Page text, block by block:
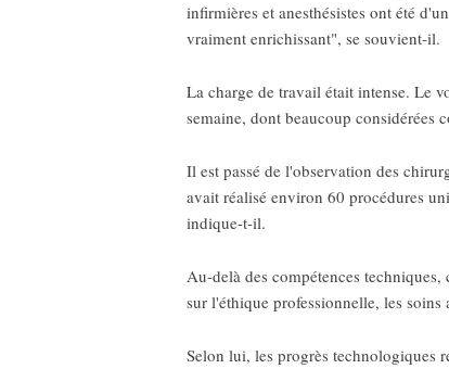
infirmières et anesthésistes ont été
vraiment enrichissant", se souvient-il.
La charge de travail était intense. Le
semaine, dont beaucoup considérées
Il est passé de l'observation des
avait réalisé environ 60 procédures
indique-t-il.
Au-delà des compétences
sur l'éthique professionnelle, les
Selon lui, les progrès technologiques